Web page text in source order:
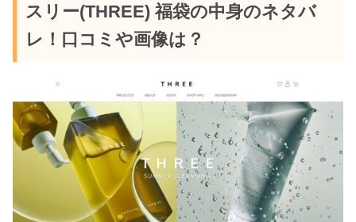
スリー(THREE) 福袋の中身のネタバ
レ！口コミや画像は？